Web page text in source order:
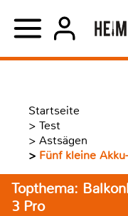
Startseite
> Test
> Astsägen
> Fünf kleine
Topthema:
3 Pro